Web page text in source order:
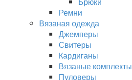
Ремни
Вязаная одежда
Джемперы
Свитеры
Кардиганы
Вязаные комплекты
Пуловеры